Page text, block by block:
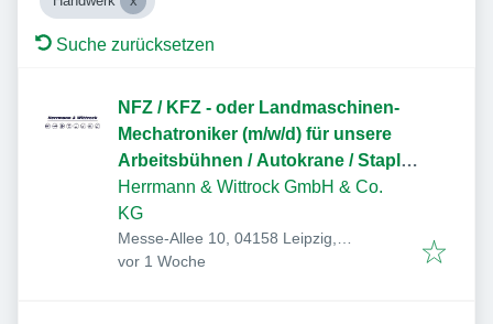
Suche zurücksetzen
NFZ / KFZ - oder Landmaschinen-
Mechatroniker (m/w/d) für unsere
Arbeitsbühnen / Autokrane / Stapler
für unsere Niederlassung Leipzig
Herrmann & Wittrock GmbH & Co.
KG
Messe-Allee 10, 04158 Leipzig,
Deutschland
Veröffentlicht
vor 1 Woche